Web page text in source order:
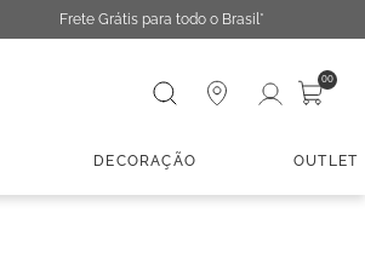
Frete Grátis para todo o Brasil*
Digite sua busca 00
DECORAÇÃO OUTLET